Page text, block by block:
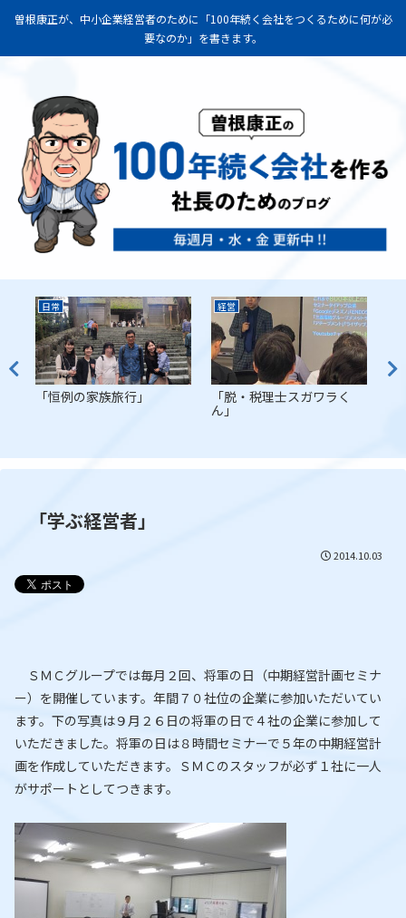
曽根康正が、中小企業経営者のために「100年続く会社をつくるために何が必
要なのか」を書きます。
日常
「恒例の家族旅行」
経営
「脱・税理士スガワラく
ん」
「学ぶ経営者」
2014.10.03
ＳＭＣグループでは毎月２回、将軍の日（中期経営計画セミナ
ー）を開催しています。年間７０社位の企業に参加いただいてい
ます。下の写真は９月２６日の将軍の日で４社の企業に参加して
いただきました。将軍の日は８時間セミナーで５年の中期経営計
画を作成していただきます。ＳＭＣのスタッフが必ず１社に一人
がサポートとしてつきます。